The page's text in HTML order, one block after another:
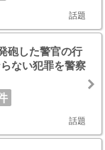
話題
砲した警官の行
ない犯罪を警察
話題